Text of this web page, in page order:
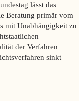
lässt das
Beratung primär vom
mit Unabhängigkeit zu
der Verfahren
sinkt –